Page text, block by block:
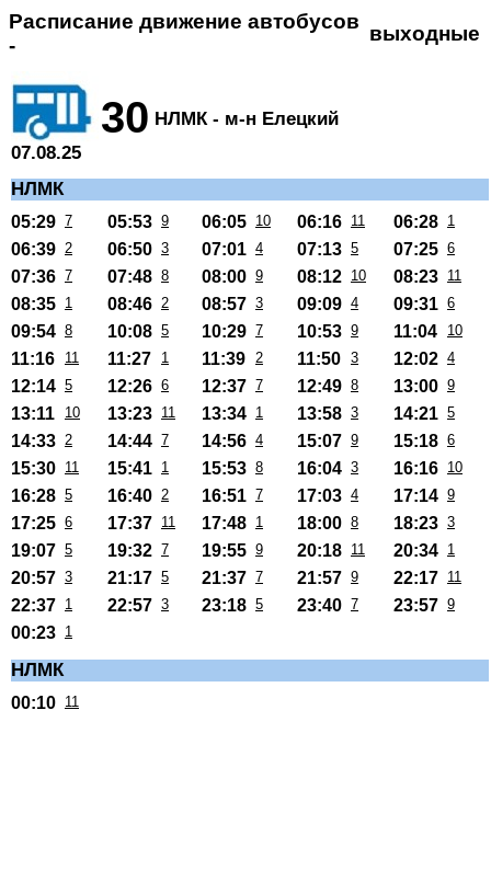
Расписание движение автобусов
-
выходные
30 НЛМК - м-н Елецкий
07.08.25
НЛМК
05:29 7 05:53 9 06:05 10 06:16 11 06:28 1
06:39 2 06:50 3 07:01 4 07:13 5 07:25 6
07:36 7 07:48 8 08:00 9 08:12 10 08:23 11
08:35 1 08:46 2 08:57 3 09:09 4 09:31 6
09:54 8 10:08 5 10:29 7 10:53 9 11:04 10
11:16 11 11:27 1 11:39 2 11:50 3 12:02 4
12:14 5 12:26 6 12:37 7 12:49 8 13:00 9
13:11 10 13:23 11 13:34 1 13:58 3 14:21 5
14:33 2 14:44 7 14:56 4 15:07 9 15:18 6
15:30 11 15:41 1 15:53 8 16:04 3 16:16 10
16:28 5 16:40 2 16:51 7 17:03 4 17:14 9
17:25 6 17:37 11 17:48 1 18:00 8 18:23 3
19:07 5 19:32 7 19:55 9 20:18 11 20:34 1
20:57 3 21:17 5 21:37 7 21:57 9 22:17 11
22:37 1 22:57 3 23:18 5 23:40 7 23:57 9
00:23 1
НЛМК
00:10 11